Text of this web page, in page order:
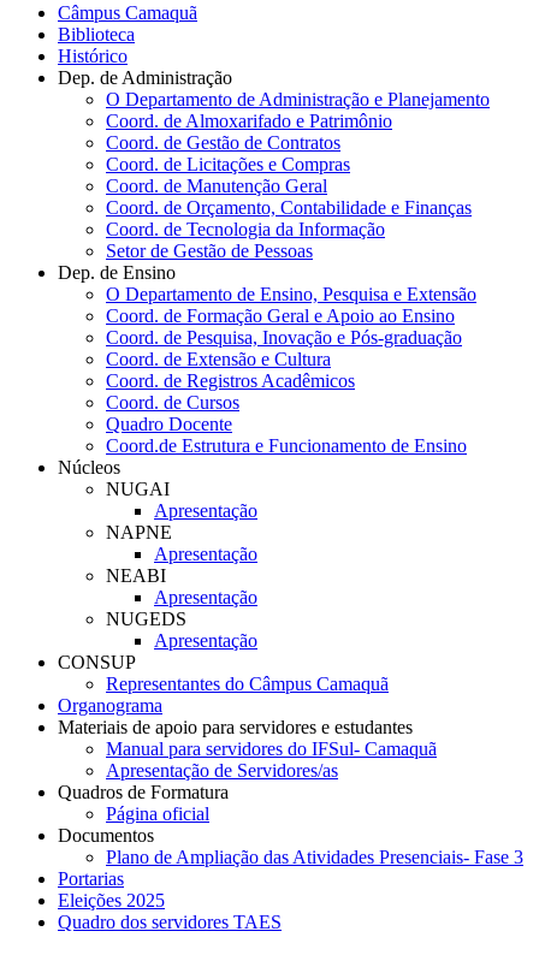
Câmpus Camaquã
Biblioteca
Histórico
Dep. de Administração
O Departamento de Administração e Planejamento
Coord. de Almoxarifado e Patrimônio
Coord. de Gestão de Contratos
Coord. de Licitações e Compras
Coord. de Manutenção Geral
Coord. de Orçamento, Contabilidade e Finanças
Coord. de Tecnologia da Informação
Setor de Gestão de Pessoas
Dep. de Ensino
O Departamento de Ensino, Pesquisa e Extensão
Coord. de Formação Geral e Apoio ao Ensino
Coord. de Pesquisa, Inovação e Pós-graduação
Coord. de Extensão e Cultura
Coord. de Registros Acadêmicos
Coord. de Cursos
Quadro Docente
Coord.de Estrutura e Funcionamento de Ensino
Núcleos
NUGAI
Apresentação
NAPNE
Apresentação
NEABI
Apresentação
NUGEDS
Apresentação
CONSUP
Representantes do Câmpus Camaquã
Organograma
Materiais de apoio para servidores e estudantes
Manual para servidores do IFSul- Camaquã
Apresentação de Servidores/as
Quadros de Formatura
Página oficial
Documentos
Plano de Ampliação das Atividades Presenciais- Fase 3
Portarias
Eleições 2025
Quadro dos servidores TAES